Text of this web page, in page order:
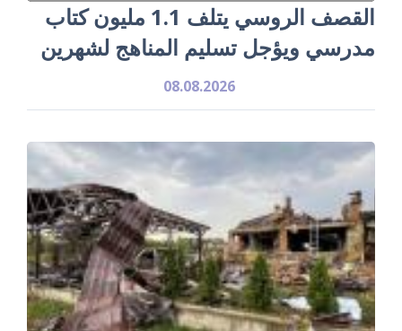
القصف الروسي يتلف 1.1 مليون كتاب
مدرسي ويؤجل تسليم المناهج لشهرين
08.08.2026